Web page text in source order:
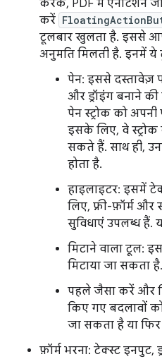
करके, PDF में एनोटेशन
करें
टूलबार खुलता है. इससे
अनुमति मिलती है. इनमें ये
पेन: इससे दस्तावेज़
और ड्रॉइंग बनाने की
पेन स्ट्रोक को
इसके लिए, वे स्ट्रोक
सकते हैं. साथ ही,
होता है.
हाइलाइटर: इसमें
लिए, फ़्री-फ़ॉर्म और
सुविधाएं उपलब्ध हैं.
मिटाने वाला टूल:
मिटाया जा सकता है.
पहले जैसा करें और
किए गए बदलावों
जा सकता है या
फ़ॉर्म भरना: टेक्स्ट इनपुट,